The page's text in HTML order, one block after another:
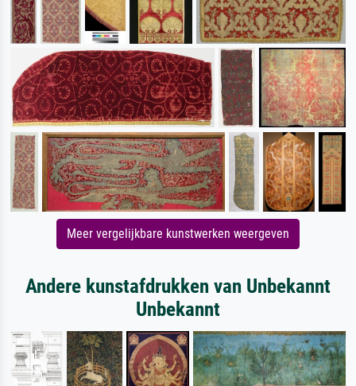
Meer vergelijkbare kunstwerken weergeven
Andere kunstafdrukken van Unbekannt
Unbekannt